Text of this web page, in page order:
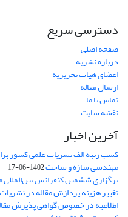
دسترسی سریع
صفحه اصلی
درباره نشریه
اعضای هیات تحریریه
ارسال مقاله
تماس با ما
نقشه سایت
آخرین اخبار
کسب رتبه الف نشریات علمی کشور
مهندسی سازه و ساخت1402-06-17
برگزاری ششمین کنفرانس
تغییر هزینه پردازش مقاله در
اطلاعیه در خصوص گواهی پذیرش